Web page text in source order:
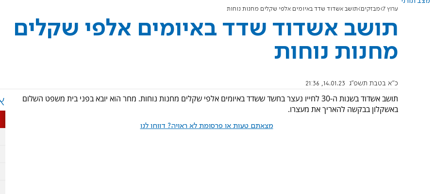
ערוץ 7 מבזקים תושב אשדוד שדד באיומים אלפי שקלים מחנות נוחות
תושב אשדוד שדד באיומים אלפי שקלים
מחנות נוחות
כ"א בטבת תשפ"ג 14.01.23, 21:36
תושב אשדוד בשנות ה-30 לחייו נעצר בחשד ששדד באיומים אלפי שקלים מחנות נוחות. מחר הוא יובא בפני בית משפט השלום
באשקלון בבקשה להאריך את מעצרו.
מצאתם טעות או פרסומת לא ראויה? דווחו לנו